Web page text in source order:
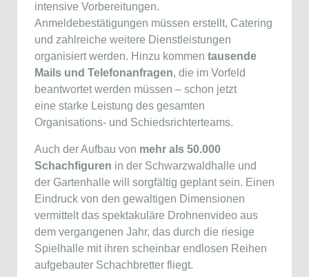
intensive Vorbereitungen.
Anmeldebestätigungen müssen erstellt, Catering
und zahlreiche weitere Dienstleistungen
organisiert werden. Hinzu kommen tausende
Mails und Telefonanfragen, die im Vorfeld
beantwortet werden müssen – schon jetzt
eine starke Leistung des gesamten
Organisations- und Schiedsrichterteams.
Auch der Aufbau von mehr als 50.000
Schachfiguren in der Schwarzwaldhalle und
der Gartenhalle will sorgfältig geplant sein. Einen
Eindruck von den gewaltigen Dimensionen
vermittelt das spektakuläre Drohnenvideo aus
dem vergangenen Jahr, das durch die riesige
Spielhalle mit ihren scheinbar endlosen Reihen
aufgebauter Schachbretter fliegt.